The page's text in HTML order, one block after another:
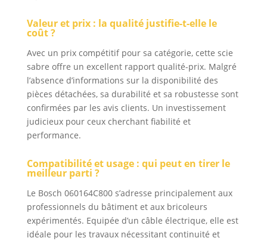
Valeur et prix : la qualité justifie-t-elle le
coût ?
Avec un prix compétitif pour sa catégorie, cette scie
sabre offre un excellent rapport qualité-prix. Malgré
l’absence d’informations sur la disponibilité des
pièces détachées, sa durabilité et sa robustesse sont
confirmées par les avis clients. Un investissement
judicieux pour ceux cherchant fiabilité et
performance.
Compatibilité et usage : qui peut en tirer le
meilleur parti ?
Le Bosch 060164C800 s’adresse principalement aux
professionnels du bâtiment et aux bricoleurs
expérimentés. Equipée d’un câble électrique, elle est
idéale pour les travaux nécessitant continuité et